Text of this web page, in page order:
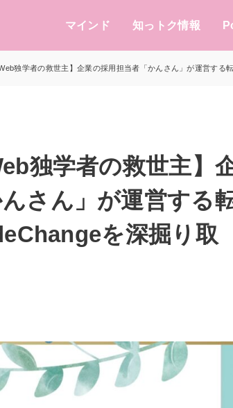
マインド 知っトク情報
独学者の救世主】企業の採用担当者「かんさん」が運営する
独学者の救世主】
さん」が運営する
を深掘り取